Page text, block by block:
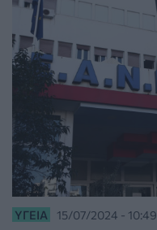
ΥΓΕΊΑ 15/07/2024 - 10:49